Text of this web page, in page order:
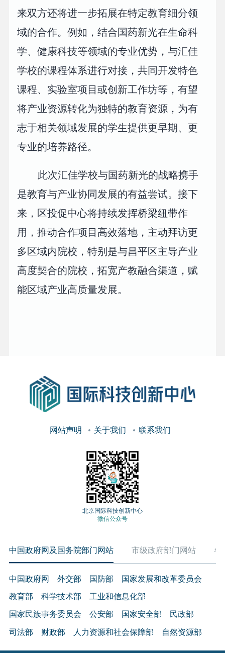
来双方还将进一步拓展在特定教育细分领
域的合作。例如，结合国药新光在生命科
学、健康科技等领域的专业优势，与汇佳
学校的课程体系进行对接，共同开发特色
课程、实验室项目或创新工作坊等，有望
将产业资源转化为独特的教育资源，为有
志于相关领域发展的学生提供更早期、更
专业的培养路径。
此次汇佳学校与国药新光的战略携手
是教育与产业协同发展的有益尝试。接下
来，区投促中心将持续发挥桥梁纽带作
用，推动合作项目高效落地，主动拜访更
多区域内院校，特别是与昌平区主导产业
高度契合的院校，拓宽产教融合渠道，赋
能区域产业高质量发展。
网站声明 关于我们 联系我们
北京国际科技创新中心
微信公众号
中国政府网及国务院部门网站 市级政府部门网站 各
中国政府网 外交部 国防部 国家发展和改革委员会
教育部 科学技术部 工业和信息化部
国家民族事务委员会 公安部 国家安全部 民政部
司法部 财政部 人力资源和社会保障部 自然资源部
生态环境部 住房和城乡建设部 交通运输部 水利部